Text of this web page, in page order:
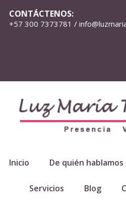
CONTÁCTENOS:
+57 300 7373781 /
Inicio De quién hablamos
Servicios Blog